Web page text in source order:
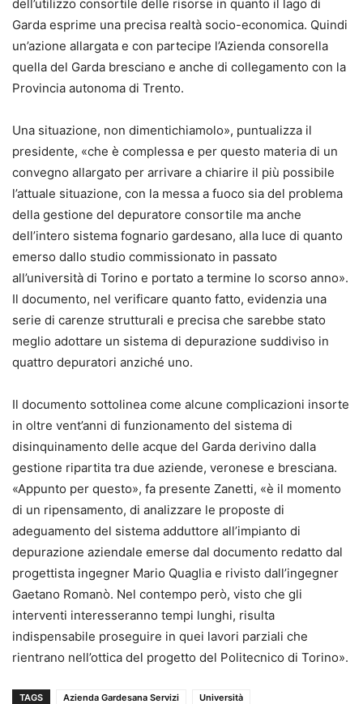
dell’utilizzo consortile delle risorse in quanto il lago di
Garda esprime una precisa realtà socio-economica. Quindi
un’azione allargata e con partecipe l’Azienda consorella
quella del Garda bresciano e anche di collegamento con la
Provincia autonoma di Trento.
Una situazione, non dimentichiamolo», puntualizza il
presidente, «che è complessa e per questo materia di un
convegno allargato per arrivare a chiarire il più possibile
l’attuale situazione, con la messa a fuoco sia del problema
della gestione del depuratore consortile ma anche
dell’intero sistema fognario gardesano, alla luce di quanto
emerso dallo studio commissionato in passato
all’università di Torino e portato a termine lo scorso anno».
Il documento, nel verificare quanto fatto, evidenzia una
serie di carenze strutturali e precisa che sarebbe stato
meglio adottare un sistema di depurazione suddiviso in
quattro depuratori anziché uno.
Il documento sottolinea come alcune complicazioni insorte
in oltre vent’anni di funzionamento del sistema di
disinquinamento delle acque del Garda derivino dalla
gestione ripartita tra due aziende, veronese e bresciana.
«Appunto per questo», fa presente Zanetti, «è il momento
di un ripensamento, di analizzare le proposte di
adeguamento del sistema adduttore all’impianto di
depurazione aziendale emerse dal documento redatto dal
progettista ingegner Mario Quaglia e rivisto dall’ingegner
Gaetano Romanò. Nel contempo però, visto che gli
interventi interesseranno tempi lunghi, risulta
indispensabile proseguire in quei lavori parziali che
rientrano nell’ottica del progetto del Politecnico di Torino».
TAGS Azienda Gardesana Servizi Università